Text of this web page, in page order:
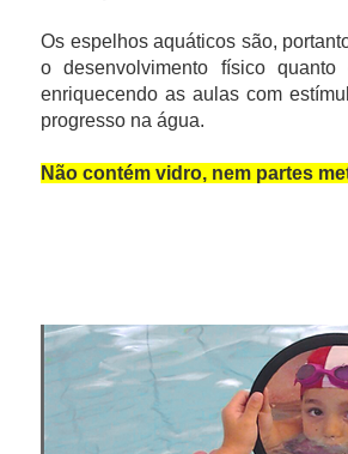
Os espelhos aquáticos são,
o desenvolvimento físico quanto
enriquecendo as aulas com
progresso na água.
Não contém vidro, nem partes